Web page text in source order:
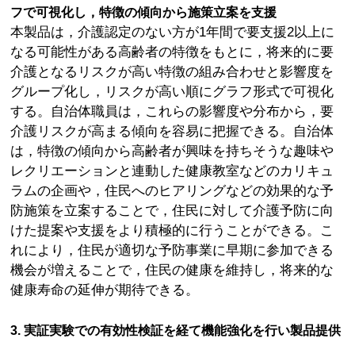
フで可視化し，特徴の傾向から施策立案を支援
本製品は，介護認定のない方が1年間で要支援2以上に
なる可能性がある高齢者の特徴をもとに，将来的に要
介護となるリスクが高い特徴の組み合わせと影響度を
グループ化し，リスクが高い順にグラフ形式で可視化
する。自治体職員は，これらの影響度や分布から，要
介護リスクが高まる傾向を容易に把握できる。自治体
は，特徴の傾向から高齢者が興味を持ちそうな趣味や
レクリエーションと連動した健康教室などのカリキュ
ラムの企画や，住民へのヒアリングなどの効果的な予
防施策を立案することで，住民に対して介護予防に向
けた提案や支援をより積極的に行うことができる。こ
れにより，住民が適切な予防事業に早期に参加できる
機会が増えることで，住民の健康を維持し，将来的な
健康寿命の延伸が期待できる。
3. 実証実験での有効性検証を経て機能強化を行い製品提供